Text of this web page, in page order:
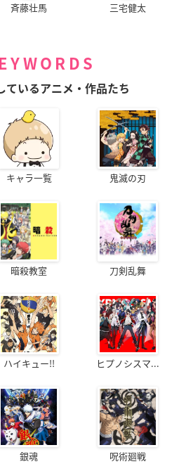
斉藤壮馬 三宅健太
ているアニメ・作品たち
キャラ一覧 鬼滅の刃
暗殺教室 刀剣乱舞
ハイキュー!! ヒプノシスマ...
銀魂 呪術廻戦